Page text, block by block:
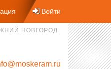
Войти
НОВГОРОД